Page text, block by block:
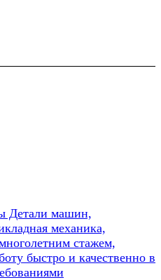
Детали машин,
механика,
стажем,
быстро и качественно в